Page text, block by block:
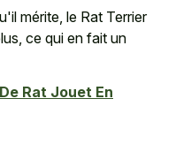
mérite, le Rat Terrier
ce qui en fait un
Rat Jouet En